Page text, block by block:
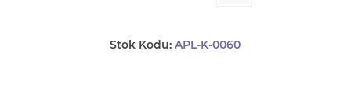
Stok Kodu: APL-K-0060